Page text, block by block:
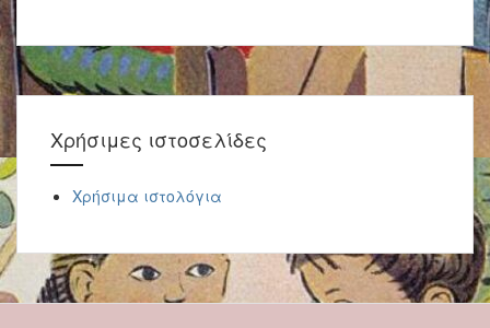
Χρήσιμες ιστοσελίδες
Χρήσιμα ιστολόγια